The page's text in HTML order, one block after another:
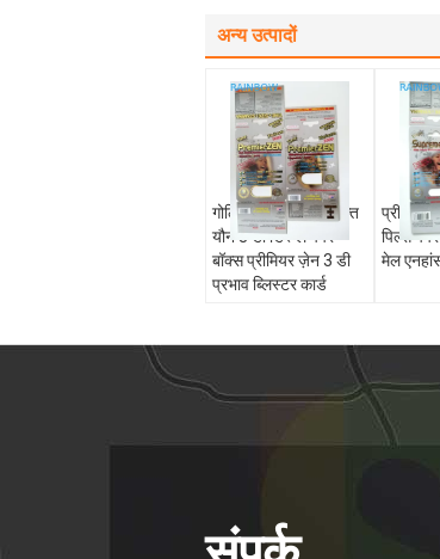
अन्य उत्पादों
गोलियों के लिए पुरुष शक्ति
यौन 3 डी डिस्प्ले पेपर
बॉक्स प्रीमियर ज़ेन 3 डी
प्रभाव ब्लिस्टर कार्ड
प्रीमियर
पिल्स
मेल